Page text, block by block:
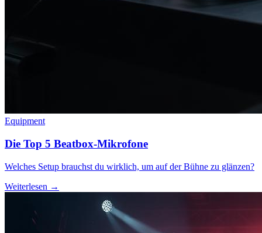
Equipment
Die Top 5 Beatbox-Mikrofone
Welches Setup brauchst du wirklich, um auf der Bühne zu glänzen?
Weiterlesen →